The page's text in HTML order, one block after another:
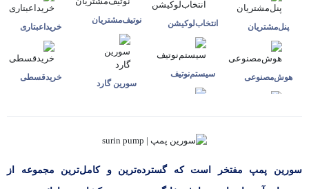
پنل‌مشتریان
هوش‌مصنوعی
انتخاب‌لوکیشن
سیستم‌نوتیف
نوتیف‌مشتریان
سورین گارد
خرید‌اعبتاری
خرید‌قسطی
سورین پمپ مفتخر است که گسترده‌ترین و کامل‌ترین مجموعه از